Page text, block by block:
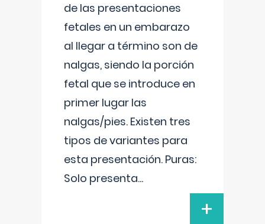
de las presentaciones
fetales en un embarazo
al llegar a término son de
nalgas, siendo la porción
fetal que se introduce en
primer lugar las
nalgas/pies. Existen tres
tipos de variantes para
esta presentación. Puras:
Solo presenta...
+